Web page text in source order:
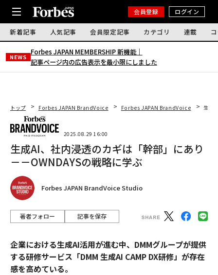
会員登録 ログイン
新着記事 人気記事 会員限定記事 カテゴリ 連載
NEWS
Forbes JAPAN MEMBERSHIP 新機能｜
記事ページ内の広告表示を最小限にしました
トップ Forbes JAPAN BrandVoice Forbes JAPAN BrandVoice 生成
2025.08.29 16:00
生成AI、社内浸透のカギは「幹部」にあり
－－OWNDAYSの戦略に学ぶ
Forbes JAPAN BrandVoice Studio
著者フォロー 記事を保存
企業における生成AI活用が進む中、DMMグループが提供
する研修サービス「DMM 生成AI CAMP DX研修」が存在
感を高めている。